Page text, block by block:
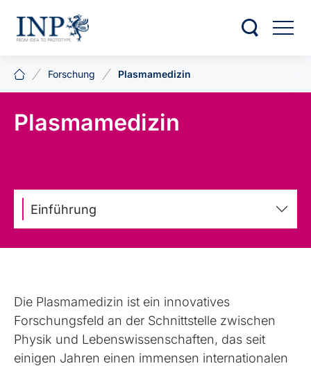
Forschung Plasmamedizin
Plasmamedizin
Einführung
Die Plasmamedizin ist ein innovatives
Forschungsfeld an der Schnittstelle zwischen
Physik und Lebenswissenschaften, das seit
einigen Jahren einen immensen internationalen